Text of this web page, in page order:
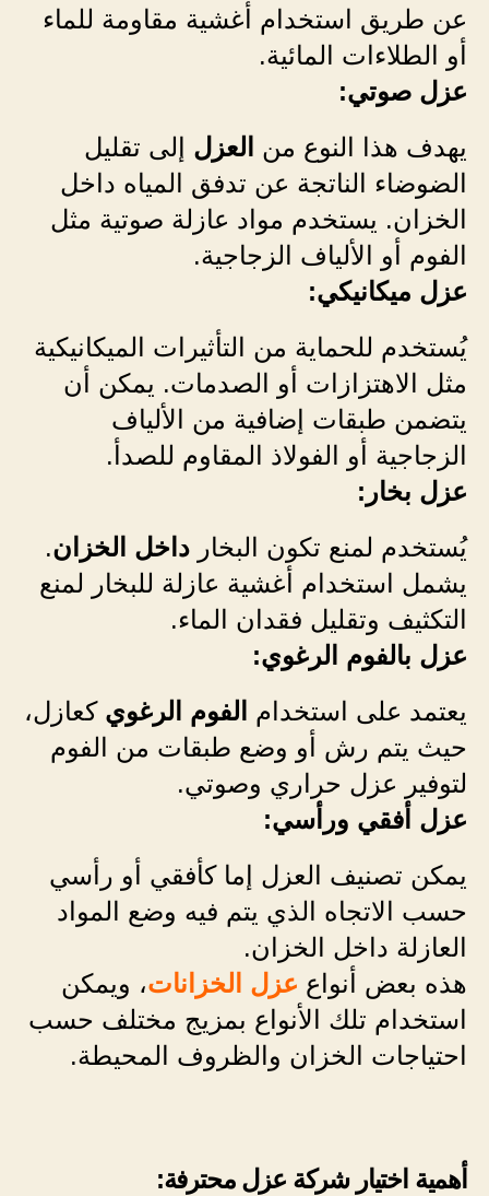
عن طريق استخدام أغشية مقاومة للماء
أو الطلاءات المائية.
عزل صوتي:
يهدف هذا النوع من العزل إلى تقليل
الضوضاء الناتجة عن تدفق المياه داخل
الخزان. يستخدم مواد عازلة صوتية مثل
الفوم أو الألياف الزجاجية.
عزل ميكانيكي:
يُستخدم للحماية من التأثيرات الميكانيكية
مثل الاهتزازات أو الصدمات. يمكن أن
يتضمن طبقات إضافية من الألياف
الزجاجية أو الفولاذ المقاوم للصدأ.
عزل بخار:
يُستخدم لمنع تكون البخار داخل الخزان.
يشمل استخدام أغشية عازلة للبخار لمنع
التكثيف وتقليل فقدان الماء.
عزل بالفوم الرغوي:
يعتمد على استخدام الفوم الرغوي كعازل،
حيث يتم رش أو وضع طبقات من الفوم
لتوفير عزل حراري وصوتي.
عزل أفقي ورأسي:
يمكن تصنيف العزل إما كأفقي أو رأسي
حسب الاتجاه الذي يتم فيه وضع المواد
العازلة داخل الخزان.
هذه بعض أنواع عزل الخزانات، ويمكن
استخدام تلك الأنواع بمزيج مختلف حسب
احتياجات الخزان والظروف المحيطة.
أهمية اختيار شركة عزل محترفة: